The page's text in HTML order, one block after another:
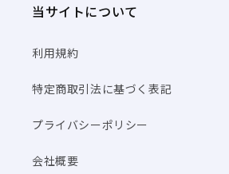
当サイトについて
利用規約
特定商取引法に基づく表記
プライバシーポリシー
会社概要